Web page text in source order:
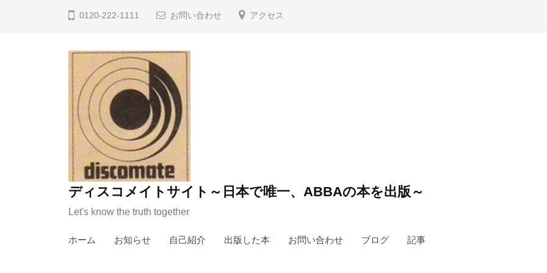
0120-222-1111 お問い合わせ アクセス
ディスコメイトサイト～日本で唯一、ABBAの本を出版～
Let's know the truth together
ホーム お知らせ 自己紹介 出版した本 お問い合わせ ブログ 記事